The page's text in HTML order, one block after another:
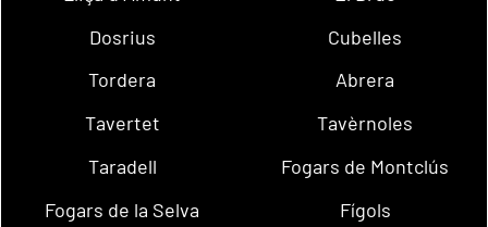
Dosrius
Cubelles
Tordera
Abrera
Tavertet
Tavèrnoles
Taradell
Fogars de Montclús
Fogars de la Selva
Fígols